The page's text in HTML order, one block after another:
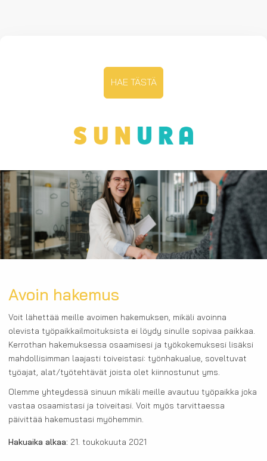
Avoin hakemus
Voit lähettää meille avoimen hakemuksen, mikäli avoinna
olevista työpaikkailmoituksista ei löydy sinulle sopivaa paikkaa.
Kerrothan hakemuksessa osaamisesi ja työkokemuksesi lisäksi
mahdollisimman laajasti toiveistasi: työnhakualue, soveltuvat
työajat, alat/työtehtävät joista olet kiinnostunut yms.
Olemme yhteydessä sinuun mikäli meille avautuu työpaikka joka
vastaa osaamistasi ja toiveitasi. Voit myös tarvittaessa
päivittää hakemustasi myöhemmin.
Hakuaika alkaa: 21. toukokuuta 2021